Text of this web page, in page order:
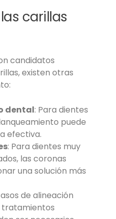
carillas
candidatos
existen otras
dental: Para dientes
puede
efectiva.
: Para dientes muy
las coronas
una solución más
de alineación
tratamientos